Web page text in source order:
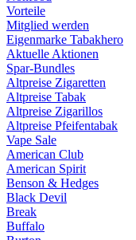
Vorteile
Mitglied werden
Eigenmarke Tabakhero
Aktuelle Aktionen
Spar-Bundles
Altpreise Zigaretten
Altpreise Tabak
Altpreise Zigarillos
Altpreise Pfeifentabak
Vape Sale
American Club
American Spirit
Benson & Hedges
Black Devil
Break
Buffalo